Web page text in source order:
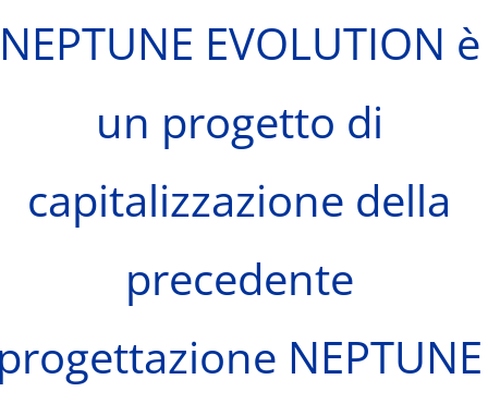
EVOLUTION è
un progetto di
capitalizzazione della
precedente
NEPTUNE